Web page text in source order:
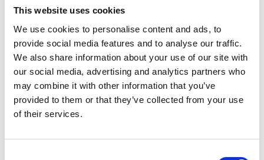
This website uses cookies
We use cookies to personalise content and ads, to
provide social media features and to analyse our traffic.
We also share information about your use of our site with
our social media, advertising and analytics partners who
may combine it with other information that you’ve
provided to them or that they’ve collected from your use
of their services.
Alle Themen
B2B-Integration: IT-
Leader als Key Player
der digitalen
Transformation
Peter Gatzen
4 min read
Pagination